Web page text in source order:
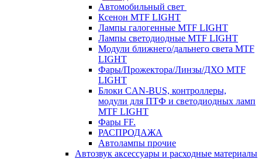
Автомобильный свет
Ксенон MTF LIGHT
Лампы галогенные MTF LIGHT
Лампы светодиодные MTF LIGHT
Модули ближнего/дальнего света MTF
LIGHT
Фары/Прожектора/Линзы/ДХО MTF
LIGHT
Блоки CAN-BUS, контроллеры,
модули для ПТФ и светодиодных ламп
MTF LIGHT
Фары FF.
РАСПРОДАЖА
Автолампы прочие
Автозвук аксессуары и расходные материалы